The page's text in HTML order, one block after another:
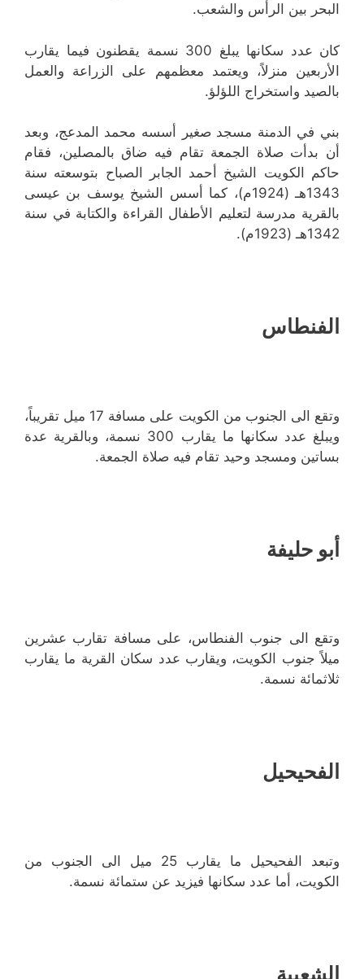
البحر بين الرأس والشعب.
كان عدد سكانها يبلغ 300 نسمة يقطنون فيما يقارب
الأربعين منزلاً، ويعتمد معظمهم على الزراعة والعمل
بالصيد واستخراج اللؤلؤ.
بني في الدمنة مسجد صغير أسسه محمد المدعج، وبعد
أن بدأت صلاة الجمعة تقام فيه ضاق بالمصلين، فقام
حاكم الكويت الشيخ أحمد الجابر الصباح بتوسعته سنة
1343هـ (1924م)، كما أسس الشيخ يوسف بن عيسى
بالقرية مدرسة لتعليم الأطفال القراءة والكتابة في سنة
1342هـ (1923م).
الفنطاس
وتقع الى الجنوب من الكويت على مسافة 17 ميل تقريباً،
ويبلغ عدد سكانها ما يقارب 300 نسمة، وبالقرية عدة
بساتين ومسجد وحيد تقام فيه صلاة الجمعة.
أبو حليفة
وتقع الى جنوب الفنطاس، على مسافة تقارب عشرين
ميلاً جنوب الكويت، ويقارب عدد سكان القرية ما يقارب
ثلاثمائة نسمة.
الفحيحيل
وتبعد الفحيحيل ما يقارب 25 ميل الى الجنوب من
الكويت، أما عدد سكانها فيزيد عن ستمائة نسمة.
الشعيبة